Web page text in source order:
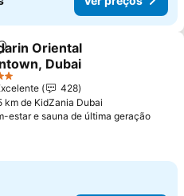
aos favoritos
Oriental
Dubai
428
km de KidZania Dubai
estar e sauna de última geração